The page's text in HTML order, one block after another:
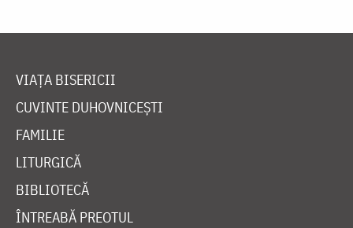
VIAȚA BISERICII
CUVINTE DUHOVNICEȘTI
FAMILIE
LITURGICĂ
BIBLIOTECĂ
ÎNTREABĂ PREOTUL